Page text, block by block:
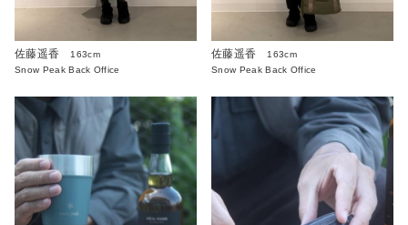
佐藤遥香
163cm
Snow Peak Back Office
佐藤遥香
163cm
Snow Peak Back Office